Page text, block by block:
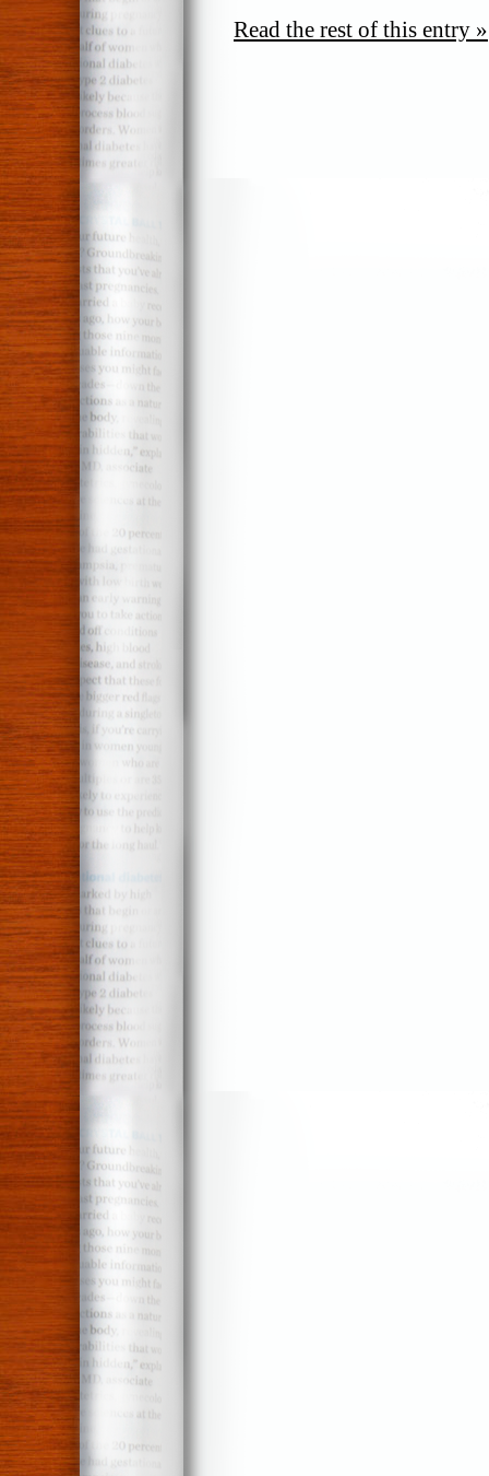
Read the rest of this entry »